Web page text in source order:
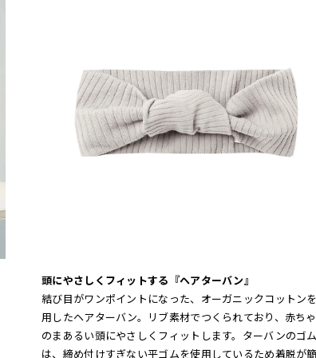
頭にやさしくフィットする『ヘアターバン』
結び目がワンポイントになった、オーガニックコットン
用したヘアターバン。リブ素材でつくられており、赤ち
のまあるい頭にやさしくフィットします。ターバンのゴ
は、締め付けすぎない平ゴムを使用しているため着脱が